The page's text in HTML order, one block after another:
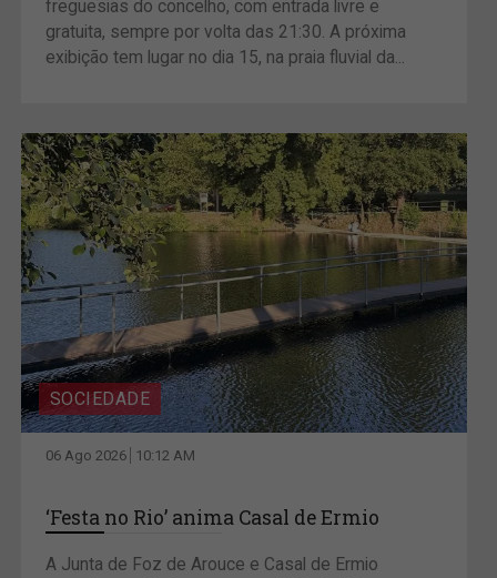
freguesias do concelho, com entrada livre e
gratuita, sempre por volta das 21:30. A próxima
exibição tem lugar no dia 15, na praia fluvial da...
SOCIEDADE
06 Ago 2026 10:12 AM
‘Festa no Rio’ anima Casal de Ermio
A Junta de Foz de Arouce e Casal de Ermio